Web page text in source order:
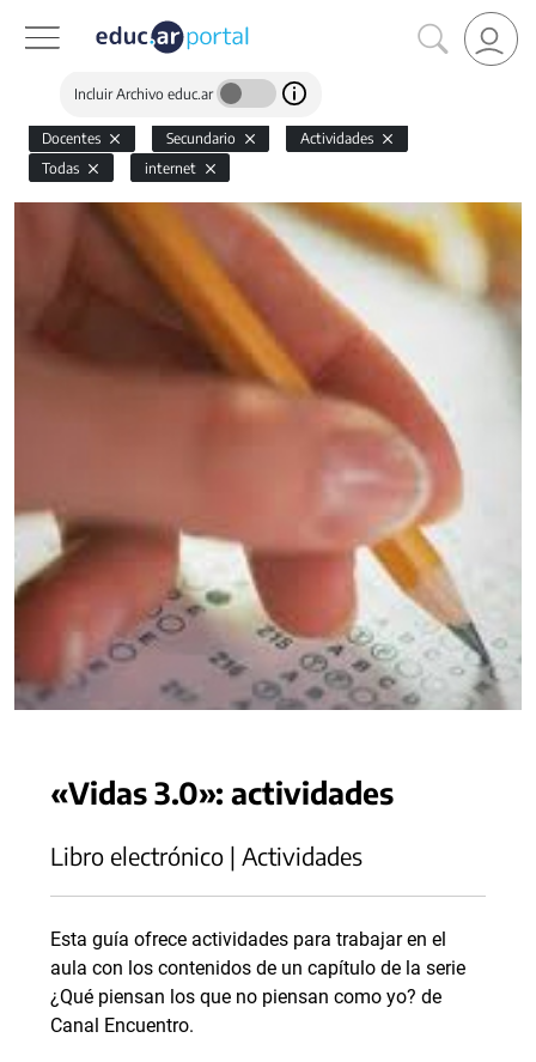
Incluir Archivo educ.ar
Docentes Secundario
Actividades
Todas
internet
«Vidas 3.0»: actividades
Libro electrónico | Actividades
Esta guía ofrece actividades para trabajar en el
aula con los contenidos de un capítulo de la serie
¿Qué piensan los que no piensan como yo? de
Canal Encuentro.